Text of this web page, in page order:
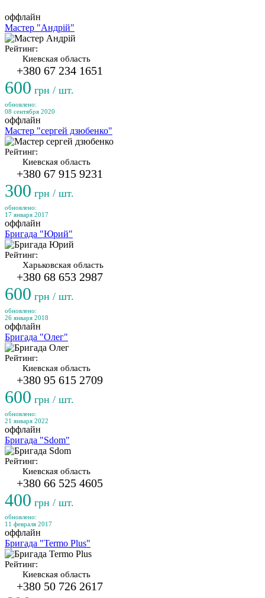
оффлайн
Мастер "Андрій"
Рейтинг:
Киевская область
+380 67 234 1651
600 грн / шт.
обновлено:
08 сентября 2020
оффлайн
Мастер "сергей дзюбенко"
Рейтинг:
Киевская область
+380 67 915 9231
300 грн / шт.
обновлено:
17 января 2017
оффлайн
Бригада "Юрий"
Рейтинг:
Харьковская область
+380 68 653 2987
600 грн / шт.
обновлено:
26 января 2018
оффлайн
Бригада "Олег"
Рейтинг:
Киевская область
+380 95 615 2709
600 грн / шт.
обновлено:
21 января 2022
оффлайн
Бригада "Sdom"
Рейтинг:
Киевская область
+380 66 525 4605
400 грн / шт.
обновлено:
11 февраля 2017
оффлайн
Бригада "Termo Plus"
Рейтинг:
Киевская область
+380 50 726 2617